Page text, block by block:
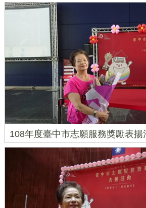
108年度臺中市志願服務獎勵表揚